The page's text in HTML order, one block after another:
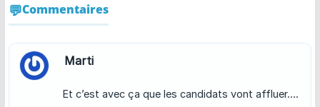
Commentaires
Marti
Et c’est avec ça que les candidats vont affluer….